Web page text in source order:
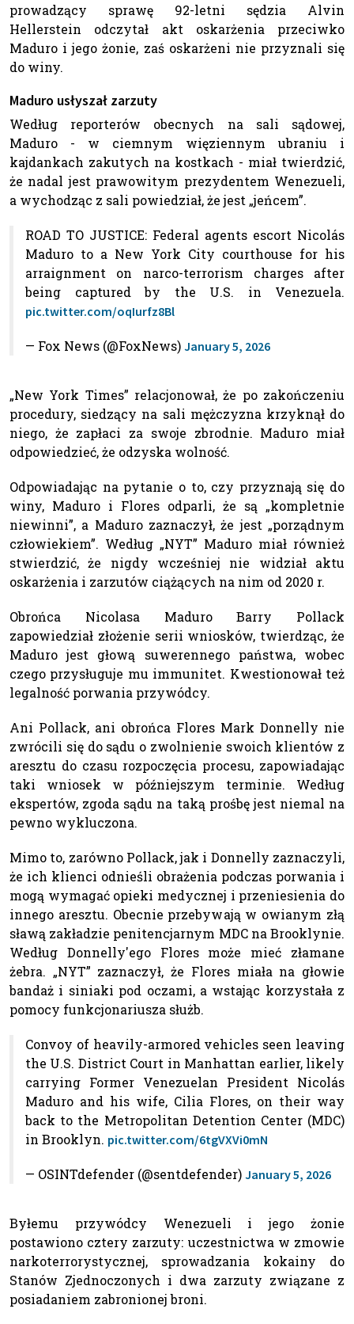
prowadzący sprawę 92-letni sędzia Alvin
Hellerstein odczytał akt oskarżenia przeciwko
Maduro i jego żonie, zaś oskarżeni nie przyznali się
do winy.
Maduro usłyszał zarzuty
Według reporterów obecnych na sali sądowej,
Maduro - w ciemnym więziennym ubraniu i
kajdankach zakutych na kostkach - miał twierdzić,
że nadal jest prawowitym prezydentem Wenezueli,
a wychodząc z sali powiedział, że jest „jeńcem”.
ROAD TO JUSTICE: Federal agents escort Nicolás
Maduro to a New York City courthouse for his
arraignment on narco-terrorism charges after
being captured by the U.S. in Venezuela.
pic.twitter.com/oqIurfz8Bl
— Fox News (@FoxNews) January 5, 2026
„New York Times” relacjonował, że po zakończeniu
procedury, siedzący na sali mężczyzna krzyknął do
niego, że zapłaci za swoje zbrodnie. Maduro miał
odpowiedzieć, że odzyska wolność.
Odpowiadając na pytanie o to, czy przyznają się do
winy, Maduro i Flores odparli, że są „kompletnie
niewinni”, a Maduro zaznaczył, że jest „porządnym
człowiekiem”. Według „NYT” Maduro miał również
stwierdzić, że nigdy wcześniej nie widział aktu
oskarżenia i zarzutów ciążących na nim od 2020 r.
Obrońca Nicolasa Maduro Barry Pollack
zapowiedział złożenie serii wniosków, twierdząc, że
Maduro jest głową suwerennego państwa, wobec
czego przysługuje mu immunitet. Kwestionował też
legalność porwania przywódcy.
Ani Pollack, ani obrońca Flores Mark Donnelly nie
zwrócili się do sądu o zwolnienie swoich klientów z
aresztu do czasu rozpoczęcia procesu, zapowiadając
taki wniosek w późniejszym terminie. Według
ekspertów, zgoda sądu na taką prośbę jest niemal na
pewno wykluczona.
Mimo to, zarówno Pollack, jak i Donnelly zaznaczyli,
że ich klienci odnieśli obrażenia podczas porwania i
mogą wymagać opieki medycznej i przeniesienia do
innego aresztu. Obecnie przebywają w owianym złą
sławą zakładzie penitencjarnym MDC na Brooklynie.
Według Donnelly'ego Flores może mieć złamane
żebra. „NYT” zaznaczył, że Flores miała na głowie
bandaż i siniaki pod oczami, a wstając korzystała z
pomocy funkcjonariusza służb.
Convoy of heavily-armored vehicles seen leaving
the U.S. District Court in Manhattan earlier, likely
carrying Former Venezuelan President Nicolás
Maduro and his wife, Cilia Flores, on their way
back to the Metropolitan Detention Center (MDC)
in Brooklyn. pic.twitter.com/6tgVXVi0mN
— OSINTdefender (@sentdefender) January 5, 2026
Byłemu przywódcy Wenezueli i jego żonie
postawiono cztery zarzuty: uczestnictwa w zmowie
narkoterrorystycznej, sprowadzania kokainy do
Stanów Zjednoczonych i dwa zarzuty związane z
posiadaniem zabronionej broni.